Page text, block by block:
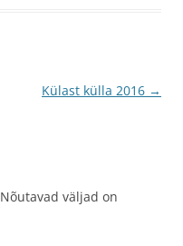
Külast külla 2016 →
Nõutavad väljad on